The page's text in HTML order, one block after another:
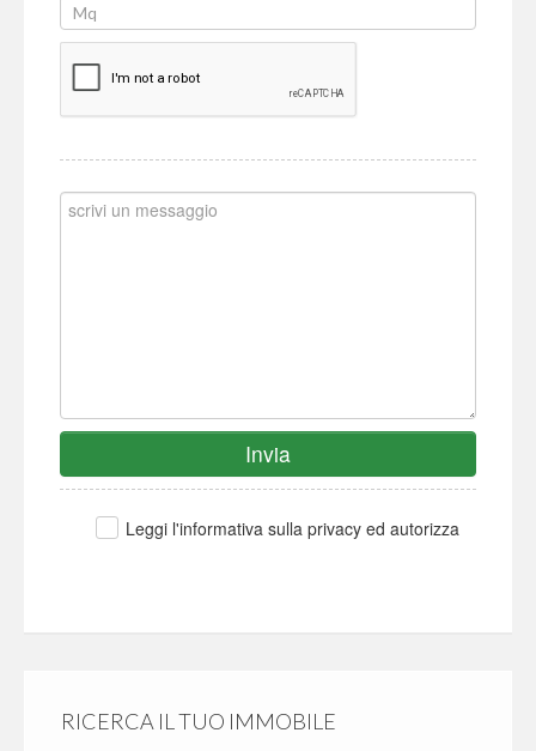
Invia
Leggi l'informativa sulla privacy ed autorizza
RICERCA IL TUO IMMOBILE